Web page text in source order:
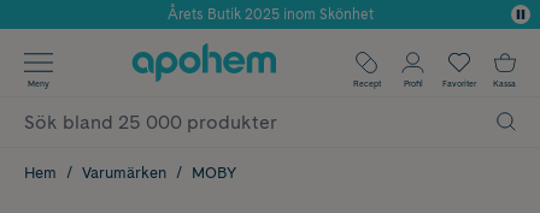
Årets Butik 2025 inom Skönhet
✓ Fri frakt
✓ Poäng på alla köp*
Meny Recept Profil Favoriter Kassa
Hem Varumärken MOBY